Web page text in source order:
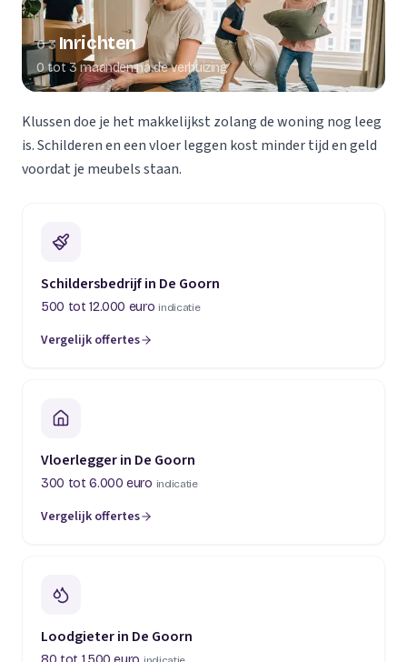
03 Inrichten
0 tot 3 maanden na de verhuizing
Klussen doe je het makkelijkst zolang de woning nog leeg
is. Schilderen en een vloer leggen kost minder tijd en geld
voordat je meubels staan.
Schildersbedrijf in De Goorn
500 tot 12.000 euro indicatie
Vergelijk offertes
Vloerlegger in De Goorn
300 tot 6.000 euro indicatie
Vergelijk offertes
Loodgieter in De Goorn